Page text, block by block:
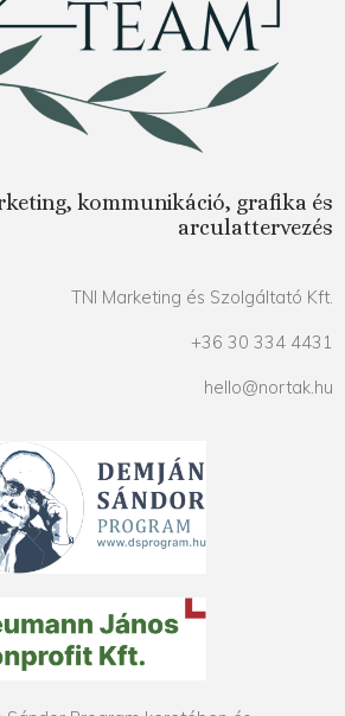
kommunikáció, grafika és
arculattervezés
TNI Marketing és Szolgáltató Kft.
+36 30 334 4431
hello@nortak.hu